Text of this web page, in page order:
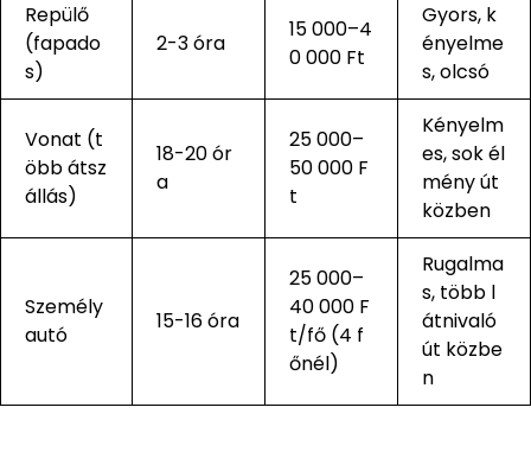
Repülő
(fapado
s)
2-3 óra
15 000–4
0 000 Ft
Gyors, k
ényelme
s, olcsó
Vonat (t
öbb átsz
állás)
18-20 ór
a
25 000–
50 000 F
t
Kényelm
es, sok él
mény út
közben
Személy
autó
15-16 óra
25 000–
40 000 F
t/fő (4 f
őnél)
Rugalma
s, több l
átnivaló
út közbe
n